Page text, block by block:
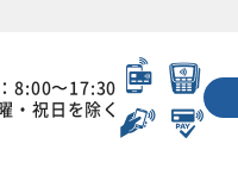
8:00〜17:30
・祝日を除く